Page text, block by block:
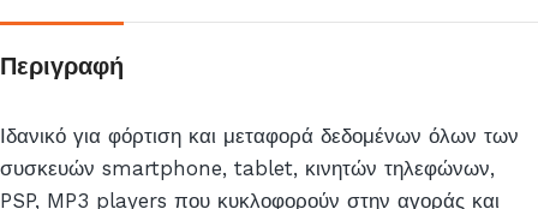
αυτό
προϊόν
Περιγραφή
Ιδανικό για φόρτιση και μεταφορά δεδομένων όλων των
συσκευών smartphone, tablet, κινητών τηλεφώνων,
PSP, MP3 players που κυκλοφορούν στην αγοράς και